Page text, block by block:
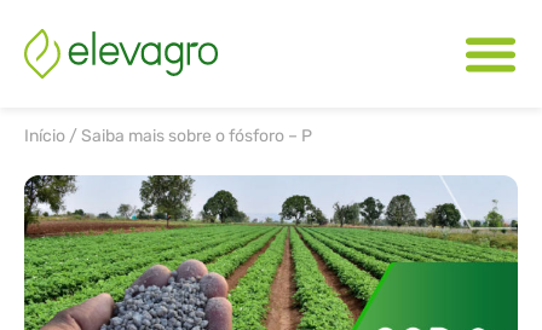
Início /Saiba mais sobre o fósforo – P